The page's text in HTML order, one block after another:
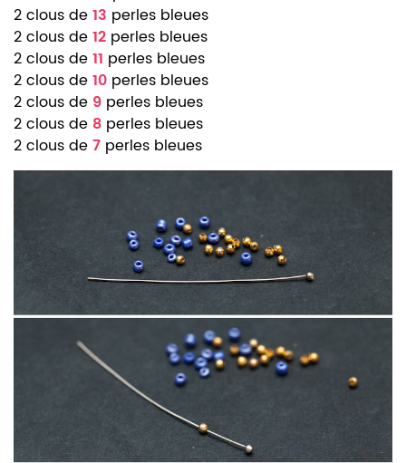
2 clous de13 perles bleues
2 clous de12 perles bleues
2 clous de11 perles bleues
2 clous de10 perles bleues
2 clous de 9 perles bleues
2 clous de 8 perles bleues
2 clous de7 perles bleues